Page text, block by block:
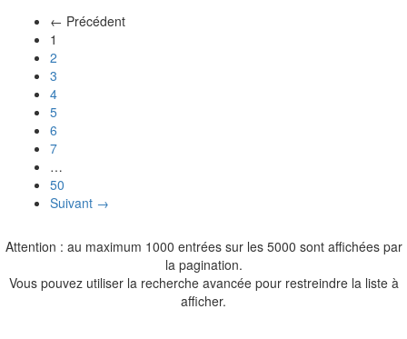
← Précédent
1
2
3
4
5
6
7
…
50
Suivant →
Attention : au maximum 1000 entrées sur les 5000 sont affichées par
la pagination.
Vous pouvez utiliser la recherche avancée pour restreindre la liste à
afficher.